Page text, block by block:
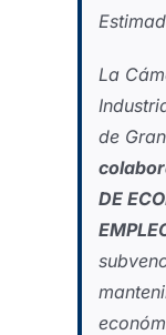
La
de
DE